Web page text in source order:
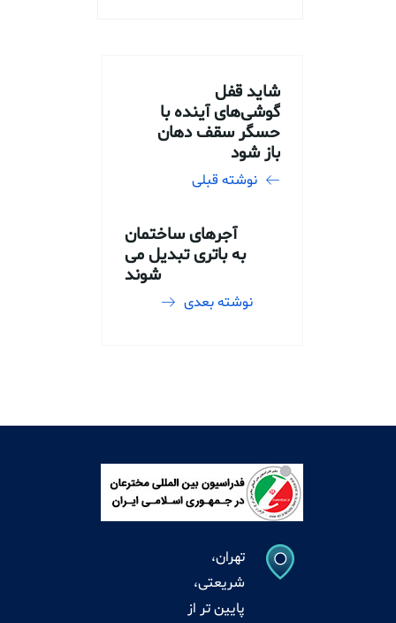
شاید قفل
گوشی‌های آینده با
حسگر سقف دهان
باز شود
نوشته قبلی
آجرهای ساختمان
به باتری تبدیل می
شوند
نوشته بعدی
تهران،
شریعتی،
پایین تر از